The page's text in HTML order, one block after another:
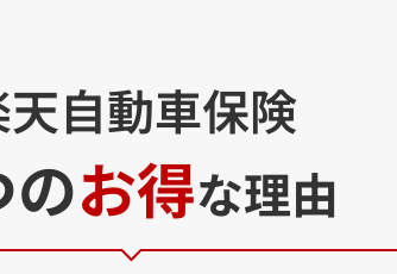
自動車保険
お得な理由